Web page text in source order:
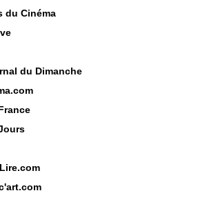
du Cinéma
du Dimanche